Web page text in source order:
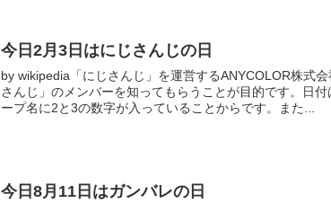
今日2月3日はにじさんじの日
by wikipedia「にじさんじ」を運営するANYCOLOR株式
さんじ」のメンバーを知ってもらうことが目的です。日
ープ名に2と3の数字が入っていることからです。また...
今日8月11日はガンバレの日